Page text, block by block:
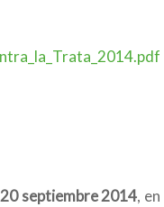
septiembre 2014,